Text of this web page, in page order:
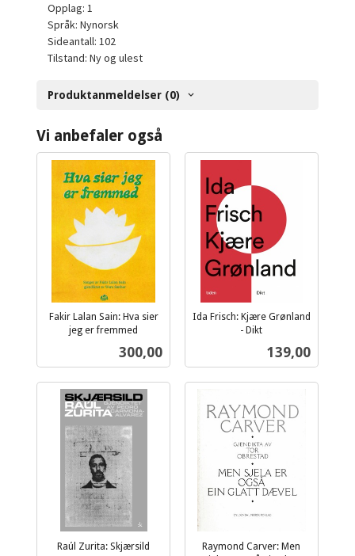
Opplag: 1
Språk: Nynorsk
Sideantall: 102
Tilstand: Ny og ulest
Produktanmeldelser (0)
Vi anbefaler også
Fakir Lalan Sain: Hva sier
jeg er fremmed
Pris
300,00
Ida Frisch: Kjære Grønland
- Dikt
Pris
139,00
Raúl Zurita: Skjærsild
Raymond Carver: Men